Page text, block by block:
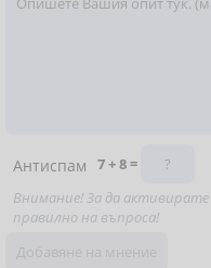
Антиспам
7 + 8 =
Внимание! За да
правилно на въпроса!